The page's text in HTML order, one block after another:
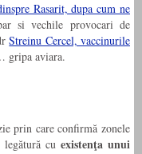
Rasarit, dupa cum ne
si vechile provocari de
Streinu Cercel, vaccinurile
gripa aviara.
prin care confirmă zonele
cu existenţa unui